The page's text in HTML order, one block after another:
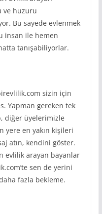
ve huzuru
Bu sayede evlenmek
insan ile hemen
tanışabiliyorlar.
sizin için
Yapman gereken tek
diğer üyelerimizle
yere en yakın kişileri
atın, kendini göster.
evlilik arayan bayanlar
sen de yerini
fazla bekleme.